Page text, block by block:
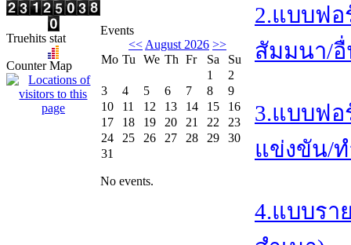
Truehits stat
Counter Map
Events
<< August 2026 >>
Mo Tu We Th Fr Sa
Su
1
2
3
4 5 6 7 8
9
10
11 12 13 14 15
16
17
18 19 20 21 22
23
24
25 26 27 28 29
30
31
No events.
2.แบบฟ
สัมมนา/
3.แบบฟอ
แข่งขัน/
4.แบบรา